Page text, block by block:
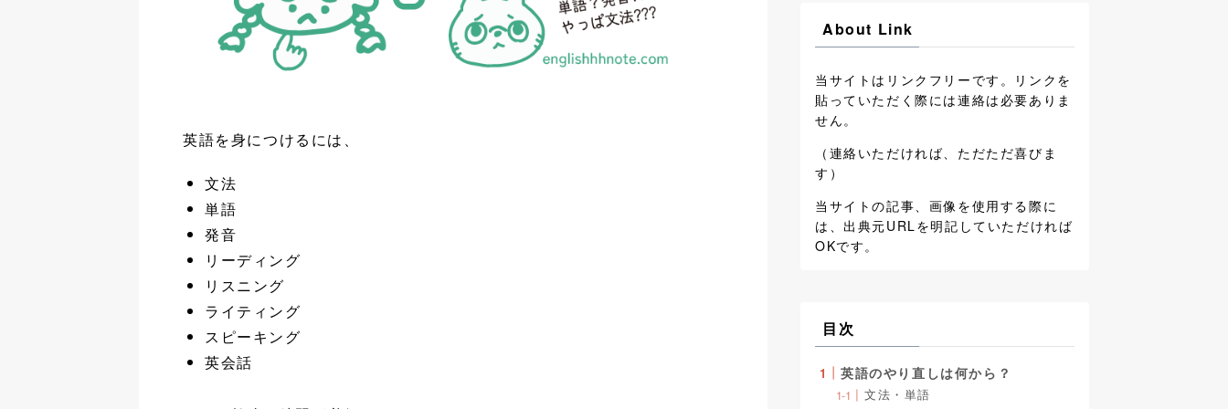
英語を身につけるには、
文法
単語
発音
リーディング
リスニング
ライティング
スピーキング
英会話
About Link
当サイトはリンクフリーです。リンクを
貼っていただく際には連絡は必要ありま
せん。
（連絡いただければ、ただただ喜びま
す）
当サイトの記事、画像を使用する際に
は、出典元URLを明記していただければ
OKです。
目次
英語のやり直しは何から？
文法・単語